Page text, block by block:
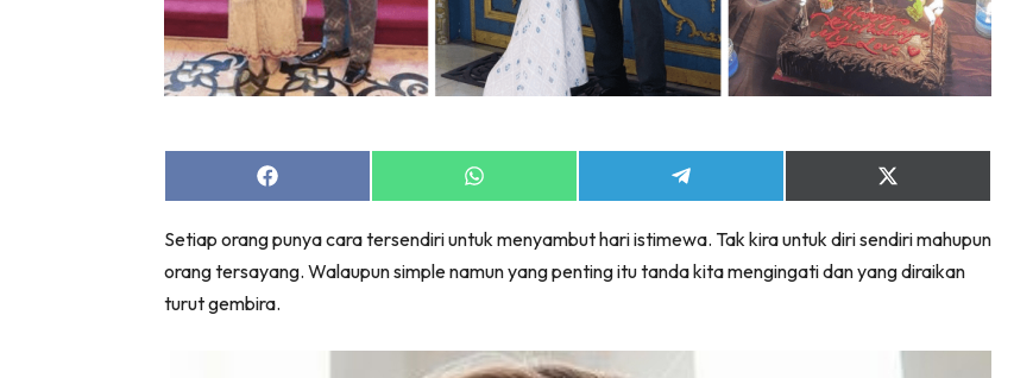
Share
on
Share
on
Share
on
Share
on
(Twitter)
Setiap orang punya cara tersendiri untuk menyambut hari istimewa. Tak kira untuk diri sendiri mahupun
orang tersayang. Walaupun simple namun yang penting itu tanda kita mengingati dan yang diraikan
turut gembira.